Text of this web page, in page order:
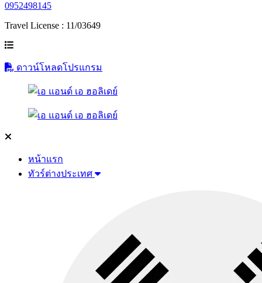
0952498145
Travel License : 11/03649
ดาวน์โหลดโปรแกรม
หน้าแรก
ทัวร์ต่างประเทศ